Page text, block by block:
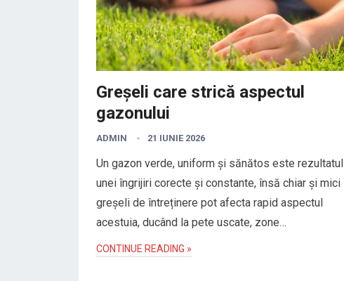
Greșeli care strică aspectul
gazonului
ADMIN 21 IUNIE 2026
Un gazon verde, uniform și sănătos este rezultatul
unei îngrijiri corecte și constante, însă chiar și mici
greșeli de întreținere pot afecta rapid aspectul
acestuia, ducând la pete uscate, zone…
CONTINUE READING »